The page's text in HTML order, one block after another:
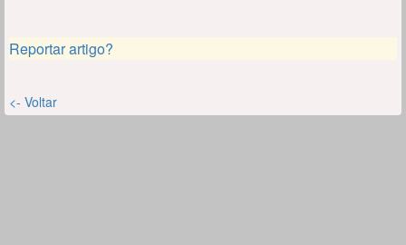
Reportar artigo?
<- Voltar